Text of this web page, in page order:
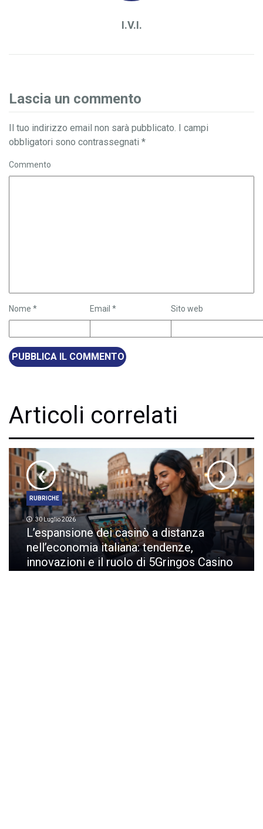
I.V.I.
Lascia un commento
Il tuo indirizzo email non sarà pubblicato. I campi
obbligatori sono contrassegnati *
Commento
Nome * Email * Sito web
Articoli correlati
RUBRICHE
30 Luglio 2026
L’espansione dei casinò a distanza
nell’economia italiana: tendenze,
innovazioni e il ruolo di 5Gringos Casino
‹ ›